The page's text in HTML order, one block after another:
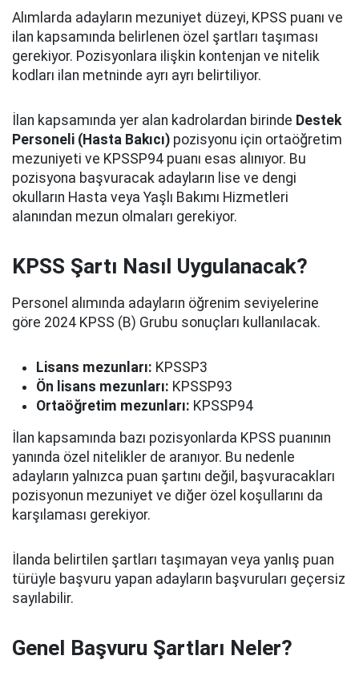
Alımlarda adayların mezuniyet düzeyi, KPSS puanı ve
ilan kapsamında belirlenen özel şartları taşıması
gerekiyor. Pozisyonlara ilişkin kontenjan ve nitelik
kodları ilan metninde ayrı ayrı belirtiliyor.
İlan kapsamında yer alan kadrolardan birinde Destek
Personeli (Hasta Bakıcı) pozisyonu için ortaöğretim
mezuniyeti ve KPSSP94 puanı esas alınıyor. Bu
pozisyona başvuracak adayların lise ve dengi
okulların Hasta veya Yaşlı Bakımı Hizmetleri
alanından mezun olmaları gerekiyor.
KPSS Şartı Nasıl Uygulanacak?
Personel alımında adayların öğrenim seviyelerine
göre 2024 KPSS (B) Grubu sonuçları kullanılacak.
Lisans mezunları: KPSSP3
Ön lisans mezunları: KPSSP93
Ortaöğretim mezunları: KPSSP94
İlan kapsamında bazı pozisyonlarda KPSS puanının
yanında özel nitelikler de aranıyor. Bu nedenle
adayların yalnızca puan şartını değil, başvuracakları
pozisyonun mezuniyet ve diğer özel koşullarını da
karşılaması gerekiyor.
İlanda belirtilen şartları taşımayan veya yanlış puan
türüyle başvuru yapan adayların başvuruları geçersiz
sayılabilir.
Genel Başvuru Şartları Neler?